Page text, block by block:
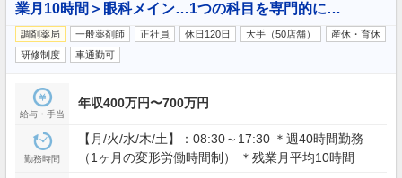
業月10時間＞眼科メイン…1つの科目を専門的に…
調剤薬局 一般薬剤師 正社員 休日120日 大手（50店舗）
産休・育休
研修制度
車通勤可
給与・手当
年収400万円〜700万円
勤務時間
【月/火/水/木/土】：08:30～17:30 ＊週40時間勤務
（1ヶ月の変形労働時間制） ＊残業月平均10時間